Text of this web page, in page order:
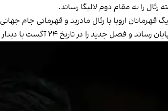
را به مقام دوم لالیگا رساند.
۲۴ آگست با دیدار خانگی مقابل چلسی آغاز خواهد کرد.